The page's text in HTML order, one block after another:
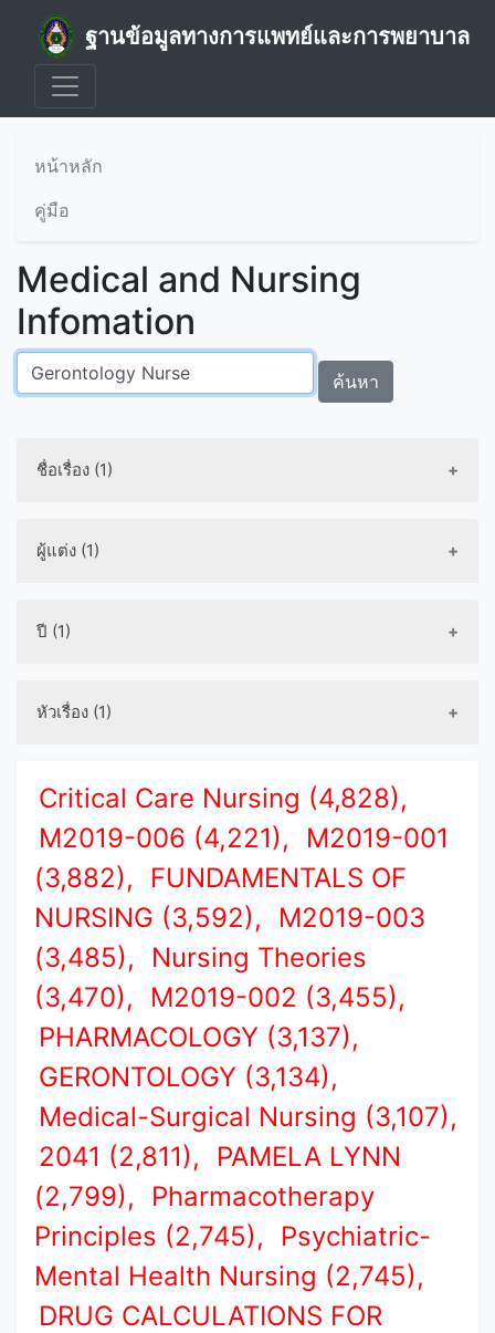
ฐานข้อมูลทางการแพทย์และการพยาบาล
หน้าหลัก
คู่มือ
Medical and Nursing
Infomation
ค้นหา
ชื่อเรื่อง (1)
ผู้แต่ง (1)
ปี (1)
หัวเรื่อง (1)
Critical Care Nursing (4,828),
M2019-006 (4,221),
M2019-001
(3,882),
FUNDAMENTALS OF
NURSING (3,592),
M2019-003
(3,485),
Nursing Theories
(3,470),
M2019-002 (3,455),
PHARMACOLOGY (3,137),
GERONTOLOGY (3,134),
Medical-Surgical Nursing (3,107),
2041 (2,811),
PAMELA LYNN
(2,799),
Pharmacotherapy
Principles (2,745),
Psychiatric-
Mental Health Nursing (2,745),
DRUG CALCULATIONS FOR